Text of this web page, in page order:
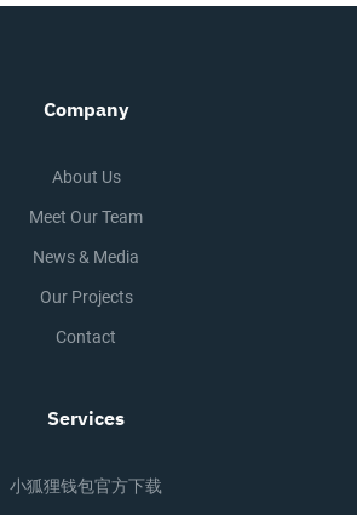
Company
About Us
Meet Our Team
News & Media
Our Projects
Contact
Services
小狐狸钱包官方下载